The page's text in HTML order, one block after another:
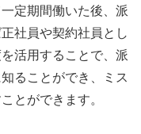
定期間働いた後、派
社員や契約社員とし
活用することで、派
ることができ、ミス
とができます。